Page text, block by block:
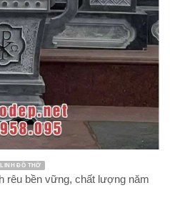
ĐỒ THỜ
rêu bền vững, chất lượng năm